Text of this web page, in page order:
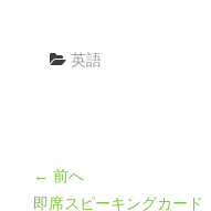
英語
← 前へ
即席スピーキングカード